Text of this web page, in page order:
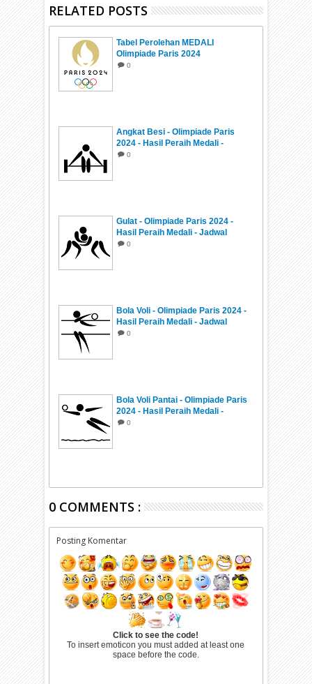
RELATED POSTS
Tabel Perolehan MEDALI
Olimpiade Paris 2024
0
Angkat Besi - Olimpiade Paris
2024 - Hasil Peraih Medali -
Jadwal
0
Gulat - Olimpiade Paris 2024 -
Hasil Peraih Medali - Jadwal
0
Bola Voli - Olimpiade Paris 2024 -
Hasil Peraih Medali - Jadwal
0
Bola Voli Pantai - Olimpiade Paris
2024 - Hasil Peraih Medali -
Jadwal
0
0 COMMENTS :
Posting Komentar
Click to see the code!
To insert emoticon you must added at least one
space before the code.